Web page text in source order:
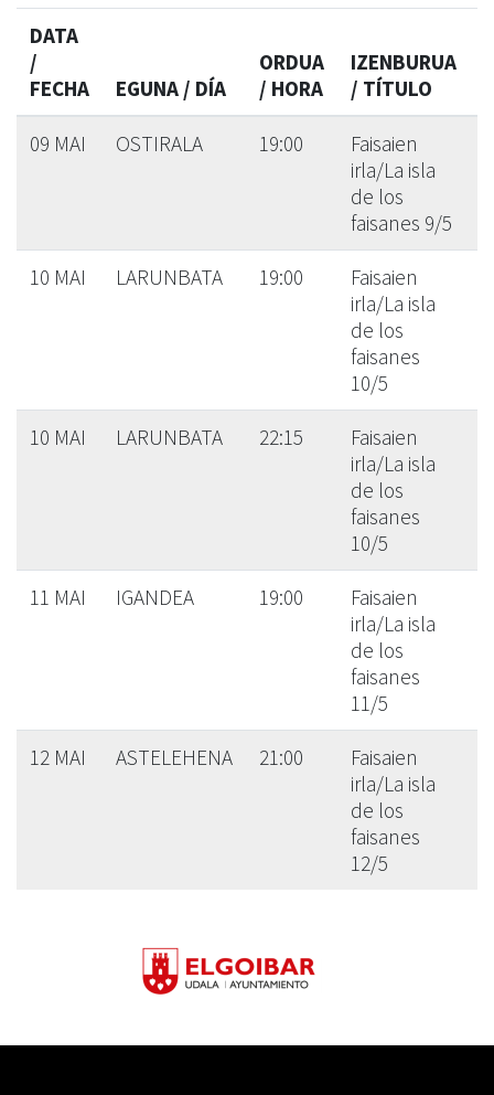
DATA
/
FECHA
EGUNA / DÍA
ORDUA
/ HORA
IZENBURUA
/ TÍTULO
09 MAI OSTIRALA 19:00
Faisaien
irla/La isla
de los
faisanes 9/5
10 MAI LARUNBATA 19:00
Faisaien
irla/La isla
de los
faisanes
10/5
10 MAI LARUNBATA 22:15
Faisaien
irla/La isla
de los
faisanes
10/5
11 MAI IGANDEA 19:00
Faisaien
irla/La isla
de los
faisanes
11/5
12 MAI ASTELEHENA 21:00
Faisaien
irla/La isla
de los
faisanes
12/5